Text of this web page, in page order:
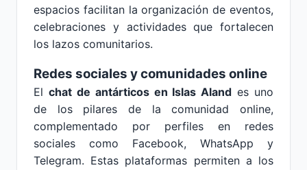
espacios facilitan la organización de eventos,
celebraciones y actividades que fortalecen
los lazos comunitarios.
Redes sociales y comunidades online
El chat de antárticos en Islas Aland es uno
de los pilares de la comunidad online,
complementado por perfiles en redes
sociales como Facebook, WhatsApp y
Telegram. Estas plataformas permiten a los